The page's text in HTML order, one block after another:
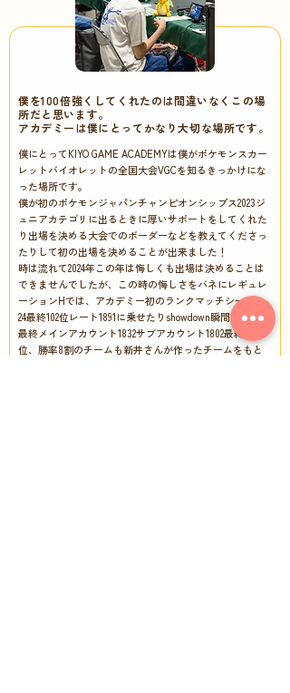
ボタン
僕にとってKIYO GAME ACADEMYは僕がポケモンスカー
レットバイオレットの全国大会VGCを知るきっかけにな
った場所です。
僕が初のポケモンジャパンチャンピオンシップス2023ジ
ュニアカテゴリに出るときに厚いサポートをしてくれた
り出場を決める大会でのボーダーなどを教えてくださっ
たりして初の出場を決めることが出来ました！
時は流れて2024年この年は悔しくも出場は決めることは
できませんでしたが、この時の悔しさをバネにレギュレ
ーションHでは、アカデミー初のランクマッチシーズン
24最終102位レート1891に乗せたりshowdown瞬間1900達成
最終メインアカウント1832サブアカウント1802最終3＆4
位、勝率8割のチームも新井さんが作ったチームをもと
僕を100倍強くしてくれたのは間違いなくこの場
所だと思います。
アカデミーは僕にとってかなり大切な場所です。